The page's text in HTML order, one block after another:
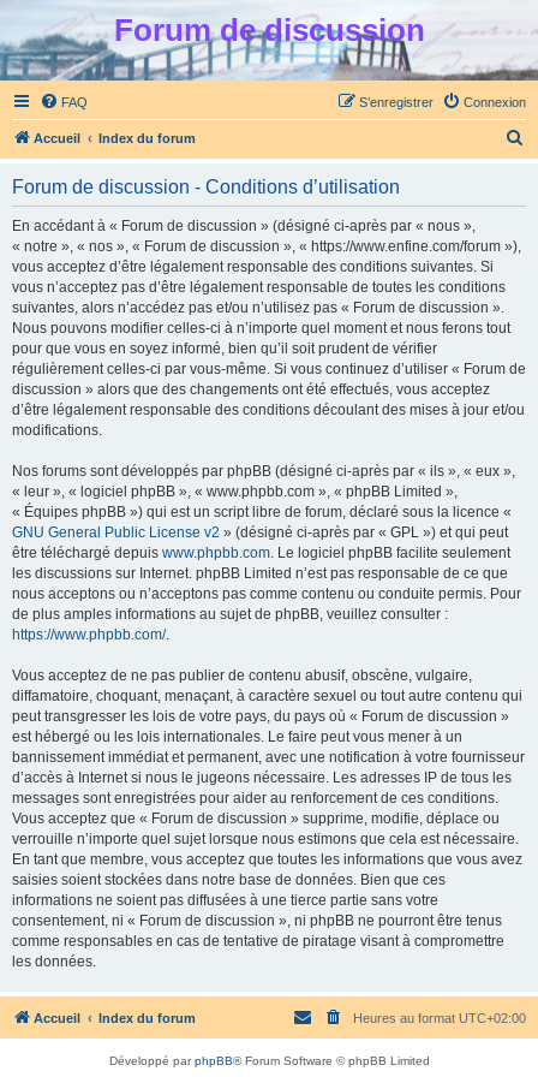
Forum de discussion
FAQ Connexion
S’enregistrer
Accueil Index du forum
Forum de discussion - Conditions d’utilisation
En accédant à « Forum de discussion » (désigné ci-après par « nous »,
« notre », « nos », « Forum de discussion », « https://www.enfine.com/forum »),
vous acceptez d’être légalement responsable des conditions suivantes. Si
vous n’acceptez pas d’être légalement responsable de toutes les conditions
suivantes, alors n’accédez pas et/ou n’utilisez pas « Forum de discussion ».
Nous pouvons modifier celles-ci à n’importe quel moment et nous ferons tout
pour que vous en soyez informé, bien qu’il soit prudent de vérifier
régulièrement celles-ci par vous-même. Si vous continuez d’utiliser « Forum de
discussion » alors que des changements ont été effectués, vous acceptez
d’être légalement responsable des conditions découlant des mises à jour et/ou
modifications.
Nos forums sont développés par phpBB (désigné ci-après par « ils », « eux »,
« leur », « logiciel phpBB », « www.phpbb.com », « phpBB Limited »,
« Équipes phpBB ») qui est un script libre de forum, déclaré sous la licence «
GNU General Public License v2 » (désigné ci-après par « GPL ») et qui peut
être téléchargé depuis www.phpbb.com. Le logiciel phpBB facilite seulement
les discussions sur Internet. phpBB Limited n’est pas responsable de ce que
nous acceptons ou n’acceptons pas comme contenu ou conduite permis. Pour
de plus amples informations au sujet de phpBB, veuillez consulter :
https://www.phpbb.com/.
Vous acceptez de ne pas publier de contenu abusif, obscène, vulgaire,
diffamatoire, choquant, menaçant, à caractère sexuel ou tout autre contenu qui
peut transgresser les lois de votre pays, du pays où « Forum de discussion »
est hébergé ou les lois internationales. Le faire peut vous mener à un
bannissement immédiat et permanent, avec une notification à votre fournisseur
d’accès à Internet si nous le jugeons nécessaire. Les adresses IP de tous les
messages sont enregistrées pour aider au renforcement de ces conditions.
Vous acceptez que « Forum de discussion » supprime, modifie, déplace ou
verrouille n’importe quel sujet lorsque nous estimons que cela est nécessaire.
En tant que membre, vous acceptez que toutes les informations que vous avez
saisies soient stockées dans notre base de données. Bien que ces
informations ne soient pas diffusées à une tierce partie sans votre
consentement, ni « Forum de discussion », ni phpBB ne pourront être tenus
comme responsables en cas de tentative de piratage visant à compromettre
les données.
Accueil Index du forum Heures au format UTC+02:00
Développé parphpBB® Forum Software © phpBB Limited